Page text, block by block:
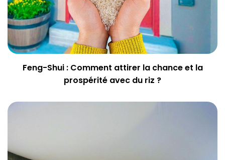
Feng-Shui : Comment attirer la chance et la
prospérité avec du riz ?